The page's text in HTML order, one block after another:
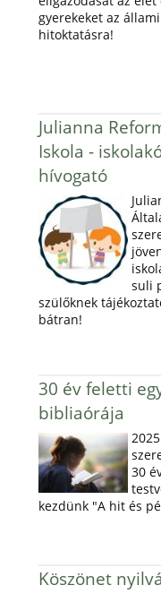
gyerekeket az
hitoktatásra!
Julianna
Iskola -
hívogató
suli
szülőknek
bátran!
30 év feletti
bibliaórája
30
kezdünk "A hit és
Köszönet